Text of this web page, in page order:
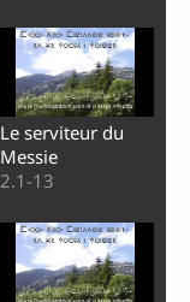
Le serviteur du
Messie
2.1-13